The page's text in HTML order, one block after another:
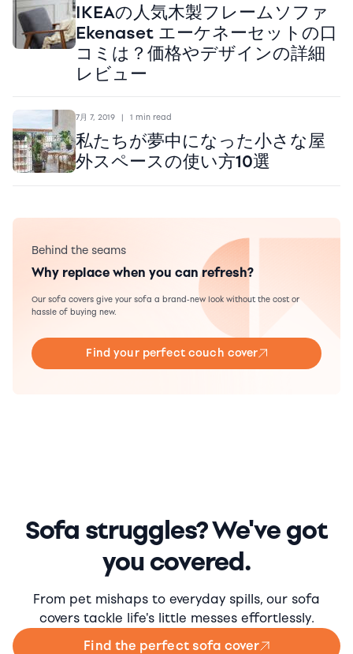
IKEAの人気木製フレームソファ
Ekenaset エーケネーセットの口
コミは？価格やデザインの詳細
レビュー
7月 7, 2019 | 1 min read
私たちが夢中になった小さな屋
外スペースの使い方10選
Behind the seams
Why replace when you can refresh?
Our sofa covers give your sofa a brand-new look without the cost or
hassle of buying new.
Find your perfect couch cover
Sofa struggles? We've got
you covered.
From pet mishaps to everyday spills, our sofa
covers tackle life's little messes effortlessly.
Find the perfect sofa cover